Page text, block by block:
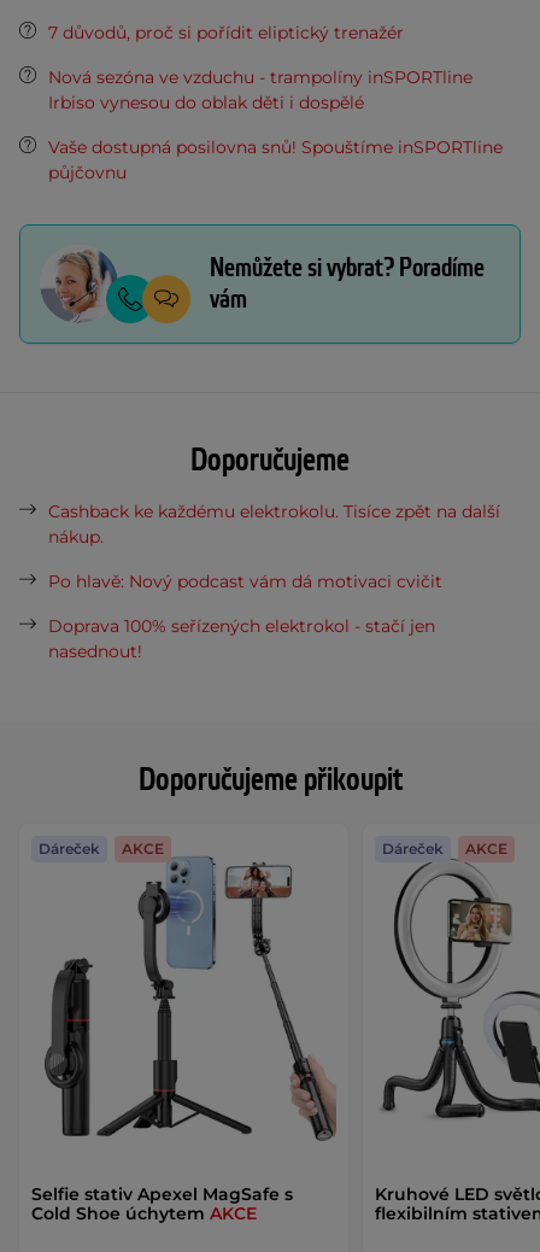
Doporučujeme přikoupit
Selfie stativ Apexel MagSafe s
Cold Shoe úchytem AKCE
Dáreček AKCE
Kruhové LED
flexibilním
Dáreček AKCE
7 důvodů, proč si pořídit eliptický trenažér
Nová sezóna ve vzduchu - trampolíny inSPORTline
Irbiso vynesou do oblak děti i dospělé
Vaše dostupná posilovna snů! Spouštíme inSPORTline
půjčovnu
Nemůžete si vybrat? Poradíme
vám
Doporučujeme
Cashback ke každému elektrokolu. Tisíce zpět na další
nákup.
Po hlavě: Nový podcast vám dá motivaci cvičit
Doprava 100% seřízených elektrokol - stačí jen
nasednout!